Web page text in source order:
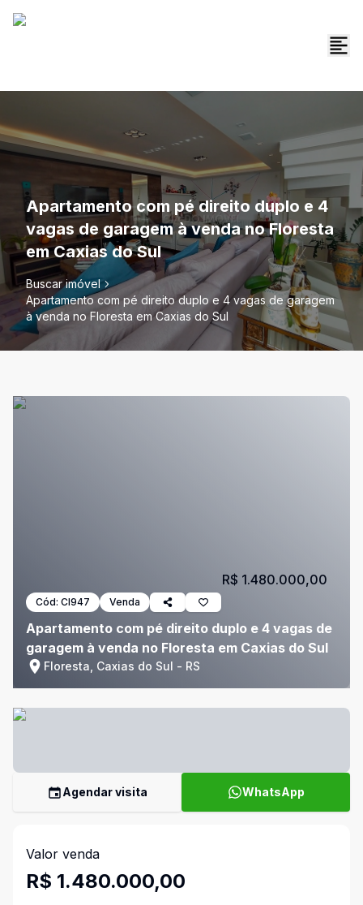
Apartamento com pé direito duplo e 4
vagas de garagem à venda no Floresta
em Caxias do Sul
Buscar imóvel
Apartamento com pé direito duplo e 4 vagas de garagem
à venda no Floresta em Caxias do Sul
Cód: CI947 Venda
Apartamento com pé direito duplo e 4 vagas de
garagem à venda no Floresta em Caxias do Sul
Floresta, Caxias do Sul - RS
R$ 1.480.000,00
Agendar visita WhatsApp
Valor venda
R$ 1.480.000,00